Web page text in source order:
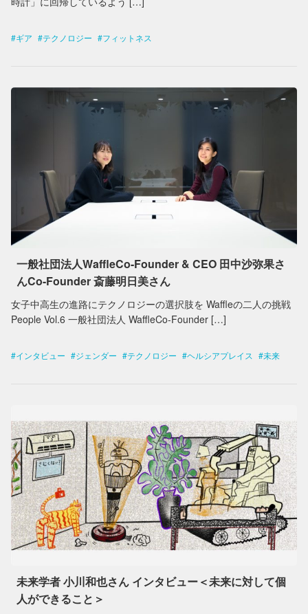
ギア テクノロジー フィットネス
一般社団法人WaffleCo-Founder & CEO 田中沙弥果さ
んCo-Founder 斎藤明日美さん
女子中高生の進路にテクノロジーの選択肢を Waffleの二人の挑戦
People Vol.6 一般社団法人 WaffleCo-Founder […]
インタビュー ジェンダー テクノロジー ヘルシアプレイス 未来
未来学者 小川和也さん インタビュー＜未来に対して個
人ができること＞